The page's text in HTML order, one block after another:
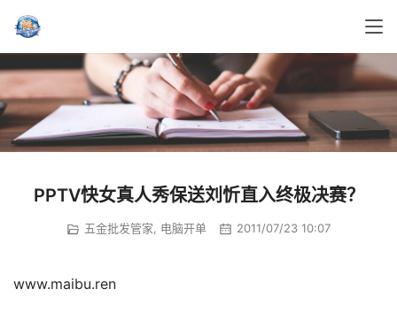
PPTV快女真人秀保送刘忻直入终极决赛？
五金批发管家, 电脑开单 2011/07/23 10:07
www.maibu.ren